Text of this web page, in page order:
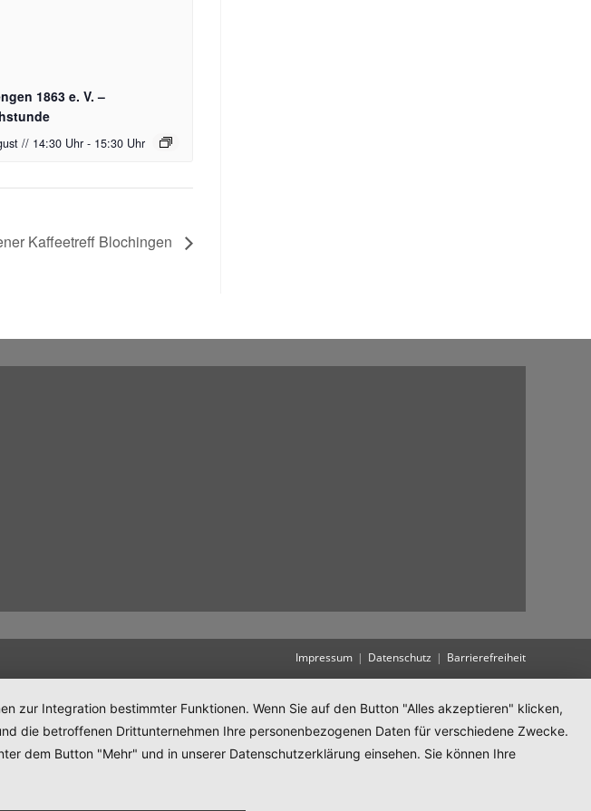
1863 e. V. –
// 14:30 Uhr - 15:30 Uhr
Kaffeetreff Blochingen
Impressum Datenschutz Barrierefreiheit
zur Integration bestimmter Funktionen. Wenn Sie auf den Button "Alles akzeptieren" klicken,
die betroffenen Drittunternehmen Ihre personenbezogenen Daten für verschiedene Zwecke.
dem Button "Mehr" und in unserer Datenschutzerklärung einsehen. Sie können Ihre